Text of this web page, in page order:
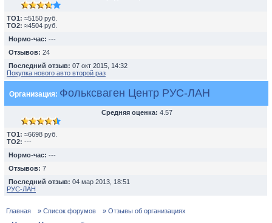
TO1: ≈5150 руб.
TO2: ≈4504 руб.
Нормо-час: ---
Отзывов: 24
Последний отзыв: 07 окт 2015, 14:32
Покупка нового авто второй раз
Организация: Фольксваген Центр РУС-ЛАН
Средняя оценка: 4.57
TO1: ≈6698 руб.
TO2: ---
Нормо-час: ---
Отзывов: 7
Последний отзыв: 04 мар 2013, 18:51
РУС-ЛАН
Главная » Список форумов
» Отзывы об организациях